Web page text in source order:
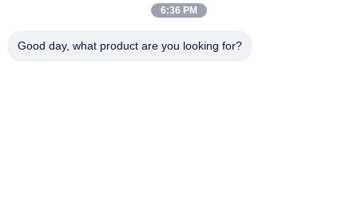
6:36 PM
Good day, what product are you looking for?